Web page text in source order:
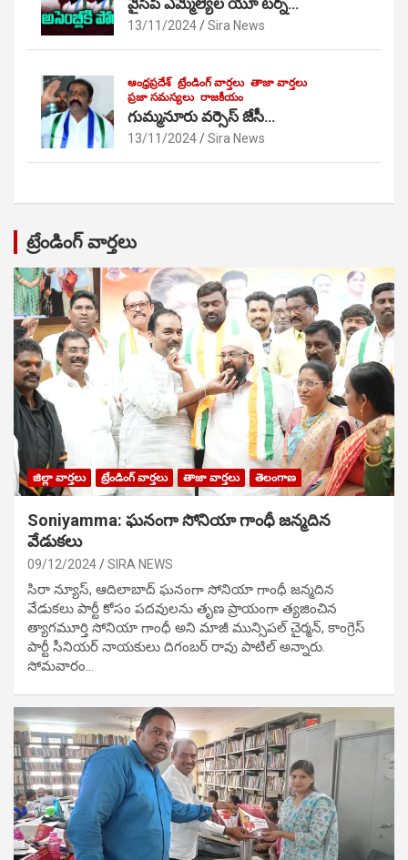
వైసీపీ ఎమ్మెల్యేల యూ టర్న్…
13/11/2024 Sira News
ఆంధ్రప్రదేశ్ ట్రేండింగ్ వార్తలు తాజా వార్తలు
ప్రజా సమస్యలు రాజకీయం
గుమ్మనూరు వర్సెస్ జేసీ…
13/11/2024 Sira News
ట్రేండింగ్ వార్తలు
జిల్లా వార్తలు ట్రేండింగ్ వార్తలు తాజా వార్తలు తెలంగాణ
Soniyamma: ఘ‌నంగా సోనియా గాంధీ జ‌న్మ‌దిన
వేడుక‌లు
09/12/2024 SIRA NEWS
సిరా న్యూస్, ఆదిలాబాద్ ఘ‌నంగా సోనియా గాంధీ జ‌న్మ‌దిన
వేడుక‌లు పార్టీ కోసం ప‌ద‌వుల‌ను తృణ ప్రాయంగా త్య‌జించిన
త్యాగమూర్తి సోనియా గాంధీ అని మాజీ మున్సిప‌ల్ చైర్మ‌న్, కాంగ్రెస్
పార్టీ సీనియ‌ర్ నాయ‌కులు దిగంబ‌ర్ రావు పాటిల్ అన్నారు.
సోమవారం…